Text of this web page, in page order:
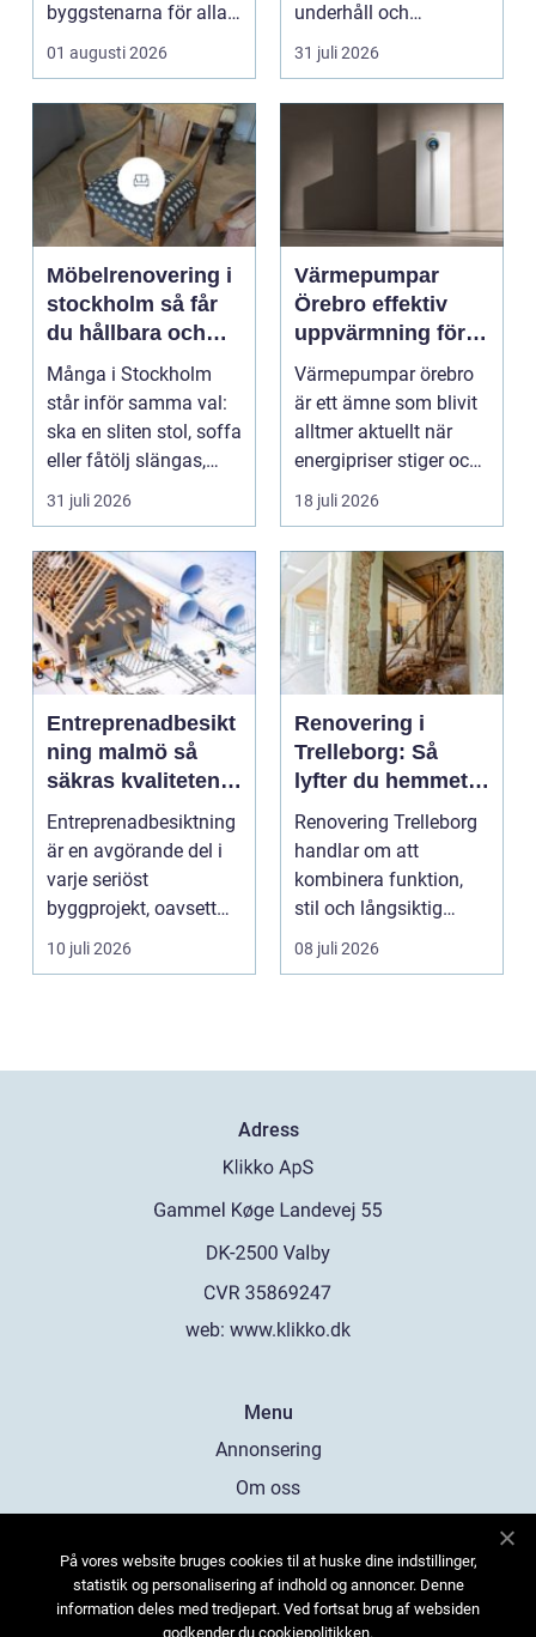
byggstenarna för alla
som vill arbet...
01 augusti 2026
underhåll och
renovering. Färg, rost,
smu...
31 juli 2026
Möbelrenovering i
stockholm så får
du hållbara och
vackra möbler
Många i Stockholm
står inför samma val:
ska en sliten stol, soffa
eller fåtölj slängas,
säljas billi...
31 juli 2026
Värmepumpar
Örebro effektiv
uppvärmning för
hus och
fastigheter
Värmepumpar örebro
är ett ämne som blivit
alltmer aktuellt när
energipriser stiger och
fler vill sän...
18 juli 2026
Entreprenadbesikt
ning malmö så
säkras kvaliteten i
byggprojekt
Entreprenadbesiktning
är en avgörande del i
varje seriöst
byggprojekt, oavsett
om det handlar om en
10 juli 2026
Renovering i
Trelleborg: Så
lyfter du hemmet
på ett smart sätt
Renovering Trelleborg
handlar om att
kombinera funktion,
stil och långsiktig
ekonomi i samma p...
08 juli 2026
Adress
web: www.klikko.dk
Menu
Annonsering
Om oss
Kontakta oss
Sitemap
På vores website bruges cookies til at huske dine indstillinger,
statistik og personalisering af indhold og annoncer. Denne
information deles med tredjepart. Ved fortsat brug af websiden
godkender du cookiepolitikken.